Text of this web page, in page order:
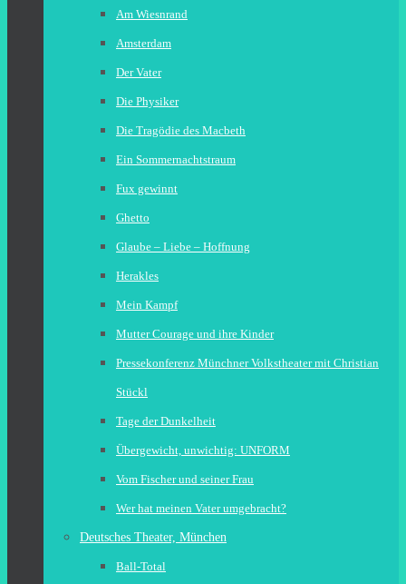
Am Wiesnrand
Amsterdam
Der Vater
Die Physiker
Die Tragödie des Macbeth
Ein Sommernachtstraum
Fux gewinnt
Ghetto
Glaube – Liebe – Hoffnung
Herakles
Mein Kampf
Mutter Courage und ihre Kinder
Pressekonferenz Münchner Volkstheater mit Christian
Stückl
Tage der Dunkelheit
Übergewicht, unwichtig: UNFORM
Vom Fischer und seiner Frau
Wer hat meinen Vater umgebracht?
Deutsches Theater, München
Ball-Total